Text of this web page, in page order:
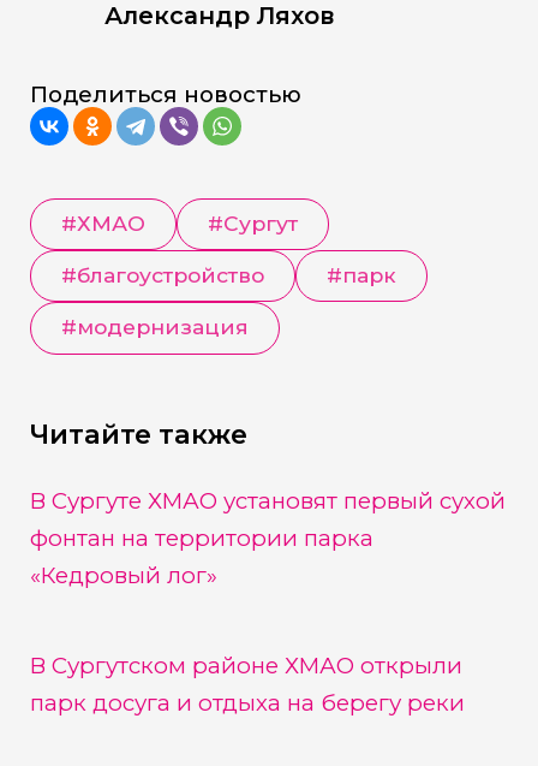
Александр Ляхов
Поделиться новостью
#ХМАО #Сургут
#благоустройство #парк
#модернизация
Читайте также
В Сургуте ХМАО установят первый сухой
фонтан на территории парка
«Кедровый лог»
В Сургутском районе ХМАО открыли
парк досуга и отдыха на берегу реки